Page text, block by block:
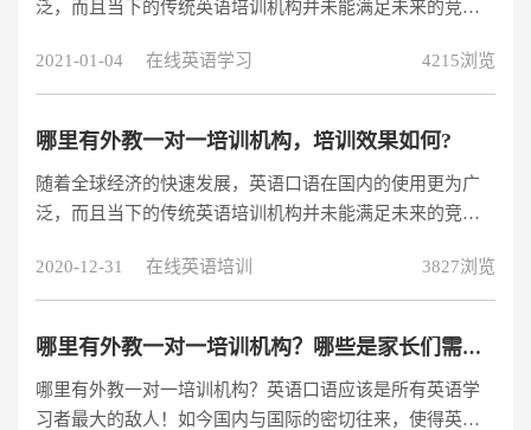
泛，而且当下的传统英语培训机构并未能满足未来的竞争
英语相当不标准，因此为了不让学员重蹈覆辙，越来越多
的家长也意识到了英语外教学习，以及外教一对一培训的
2021-01-04 在线英语学习 4215浏览
哪里有外教一对一培训机构，培训效果如何?
随着全球经济的快速发展，英语口语在国内的使用更为广
泛，而且当下的传统英语培训机构并未能满足未来的竞争
英语相当不标准，因此为了不让学员重蹈覆辙，越来越多
的家长也意识到了英语外教学习，以及外教一对一培训的
何？
2020-12-31 在线英语培训 3827浏览
哪里有外教一对一培训机构？哪些是家长们需要注意的？
哪里有外教一对一培训机构？英语口语应该是所有英语学
习者最大的敌人！如今国内与国际的密切往来，使得英语